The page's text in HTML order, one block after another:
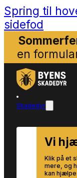
Spring til
sidefod
en
Skadedyr
Vi
Klik på et
mere, og
kan